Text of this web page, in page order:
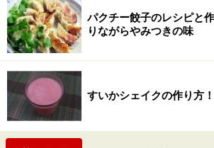
パクチー餃子のレシピと
りながらやみつきの味
すいかシェイクの作り方